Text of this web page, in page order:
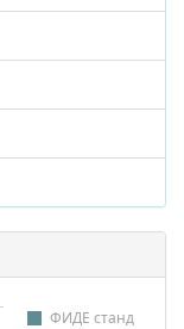
ФИДЕ станд